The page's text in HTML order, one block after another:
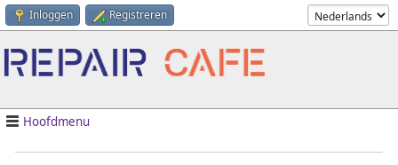
Inloggen Registreren
Hoofdmenu